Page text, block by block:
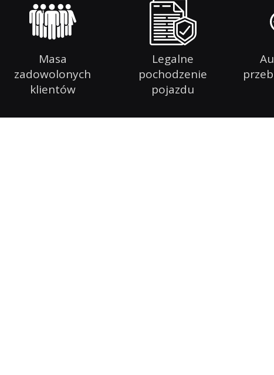
Masa
zadowolonych
klientów
Legalne
pochodzenie
pojazdu